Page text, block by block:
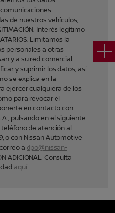
de nuestros vehículos,
Interés legítimo
Limitamos la
personales a otras
y a su red comercial.
y suprimir los datos, así
se explica en la
ejercer cualquiera de los
para revocar el
en contacto con
pulsando en el siguiente
de atención al
o con Nissan Automotive
a dpo@nissan-
ADICIONAL: Consulta
aquí.